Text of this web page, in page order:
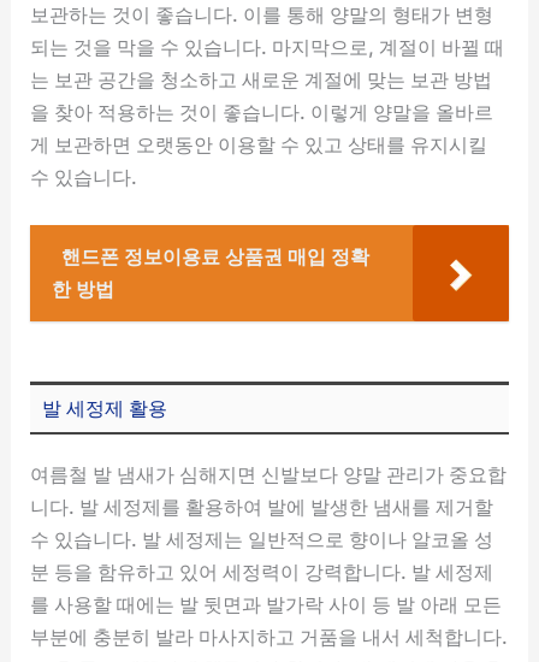
보관하는 것이 좋습니다. 이를 통해 양말의 형태가 변형
되는 것을 막을 수 있습니다. 마지막으로, 계절이 바뀔 때
는 보관 공간을 청소하고 새로운 계절에 맞는 보관 방법
을 찾아 적용하는 것이 좋습니다. 이렇게 양말을 올바르
게 보관하면 오랫동안 이용할 수 있고 상태를 유지시킬
수 있습니다.
핸드폰 정보이용료 상품권 매입 정확
한 방법
발 세정제 활용
여름철 발 냄새가 심해지면 신발보다 양말 관리가 중요합
니다. 발 세정제를 활용하여 발에 발생한 냄새를 제거할
수 있습니다. 발 세정제는 일반적으로 향이나 알코올 성
분 등을 함유하고 있어 세정력이 강력합니다. 발 세정제
를 사용할 때에는 발 뒷면과 발가락 사이 등 발 아래 모든
부분에 충분히 발라 마사지하고 거품을 내서 세척합니다.